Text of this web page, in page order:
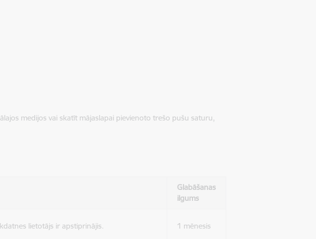
medijos vai skatīt mājaslapai pievienoto trešo pušu saturu,
Glabāšanas
ilgums
lietotājs ir apstiprinājis. 1 mēnesis